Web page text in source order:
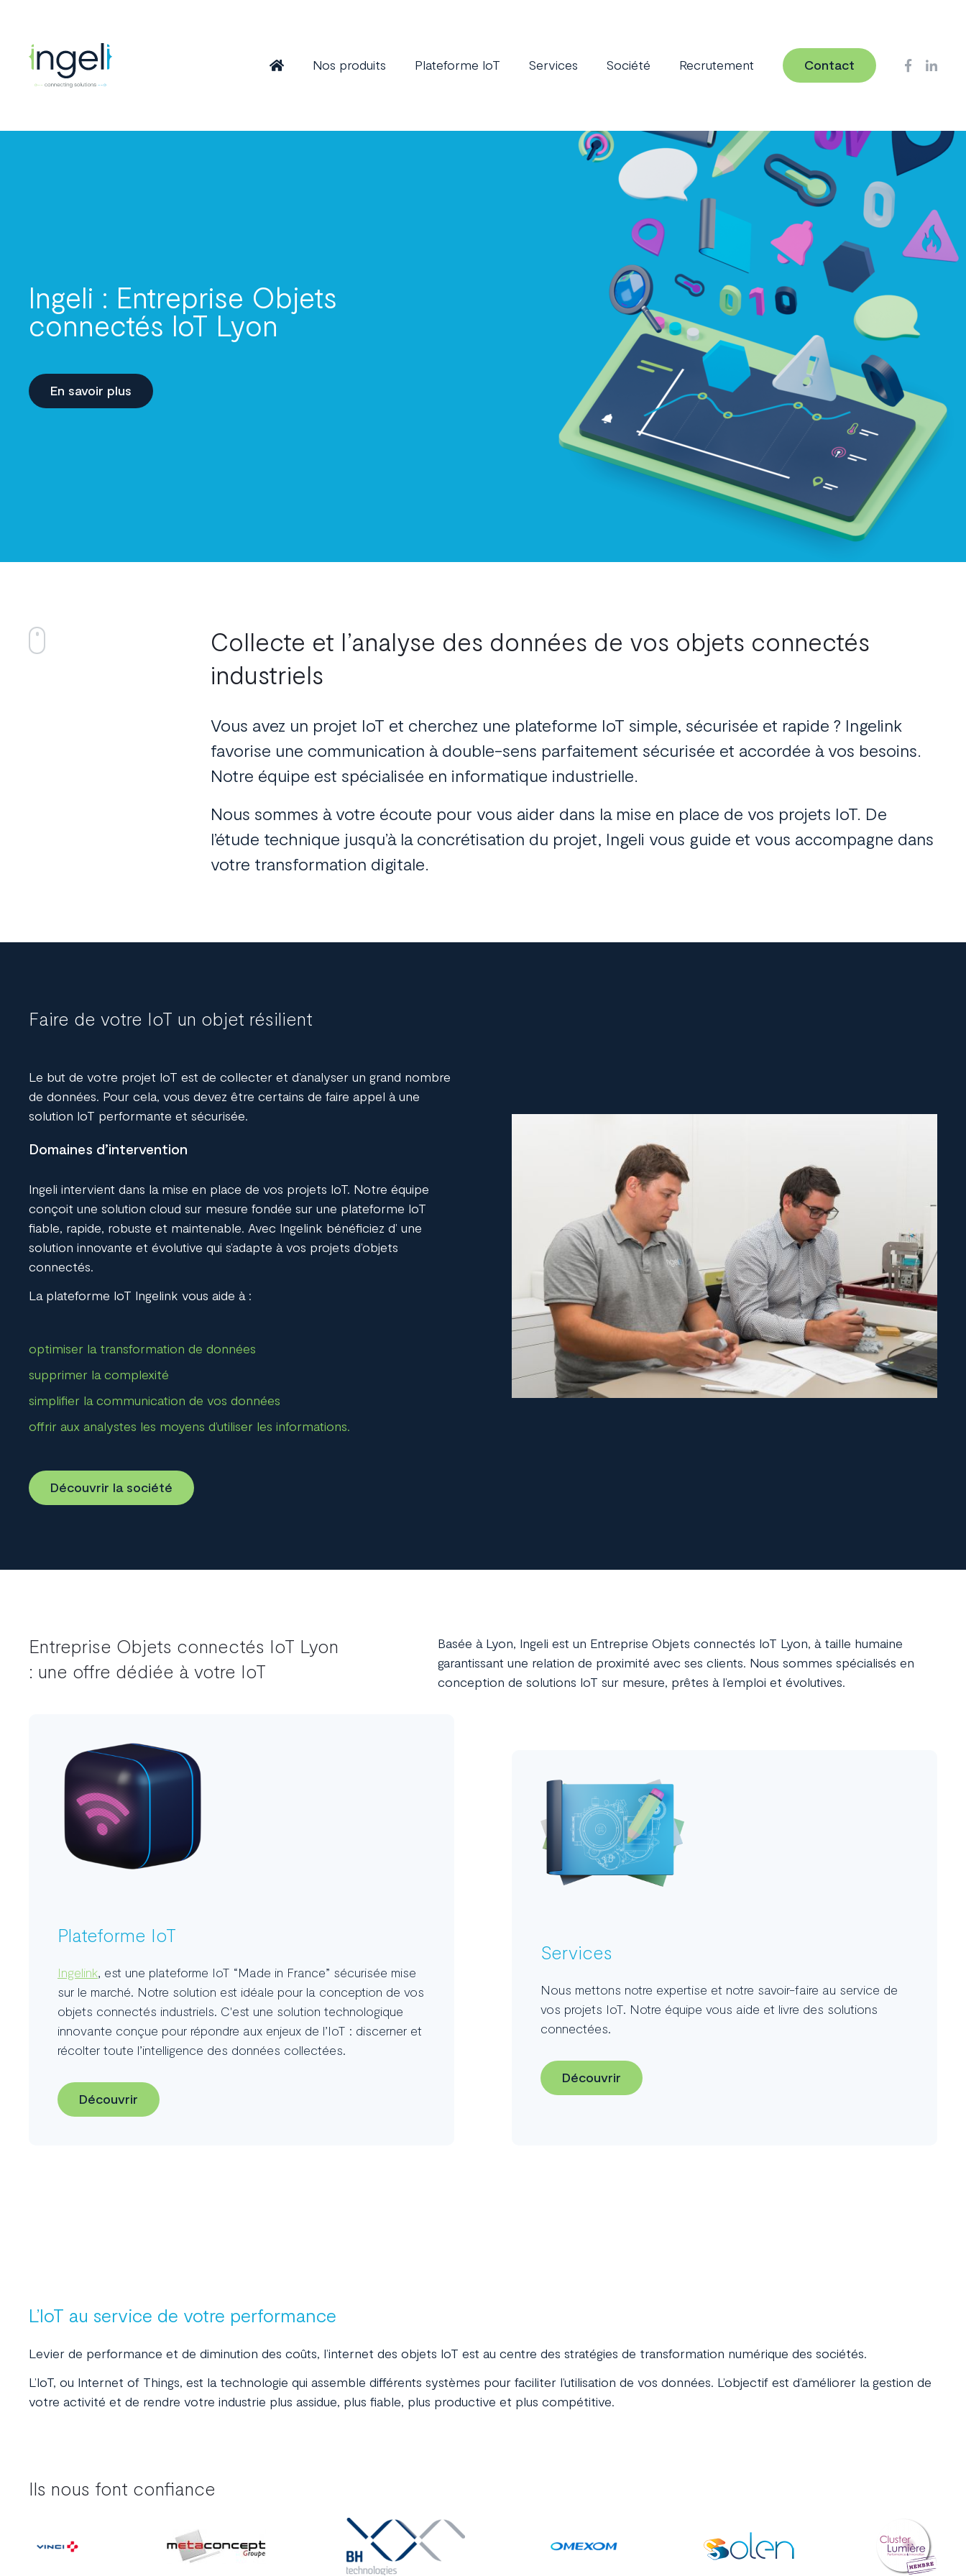
Nos produits Plateforme IoT Services Société Recrutement Contact
Ingeli : Entreprise Objets
connectés IoT Lyon
En savoir plus
Collecte et l’analyse des données de vos objets connectés
industriels
Vous avez un projet IoT et cherchez une plateforme IoT simple, sécurisée et rapide ? Ingelink
favorise une communication à double-sens parfaitement sécurisée et accordée à vos besoins.
Notre équipe est spécialisée en informatique industrielle.
Nous sommes à votre écoute pour vous aider dans la mise en place de vos projets IoT. De
l’étude technique jusqu’à la concrétisation du projet, Ingeli vous guide et vous accompagne dans
votre transformation digitale.
Faire de votre IoT un objet résilient
Le but de votre projet IoT est de collecter et d’analyser un grand nombre
de données. Pour cela, vous devez être certains de faire appel à une
solution IoT performante et sécurisée.
Domaines d’intervention
Ingeli intervient dans la mise en place de vos projets IoT. Notre équipe
conçoit une solution cloud sur mesure fondée sur une plateforme IoT
fiable, rapide, robuste et maintenable. Avec Ingelink bénéficiez d’ une
solution innovante et évolutive qui s’adapte à vos projets d’objets
connectés.
La plateforme IoT Ingelink vous aide à :
optimiser la transformation de données
supprimer la complexité
simplifier la communication de vos données
offrir aux analystes les moyens d’utiliser les informations.
Découvrir la société
Entreprise Objets connectés IoT Lyon
: une offre dédiée à votre IoT
Basée à Lyon, Ingeli est un Entreprise Objets connectés IoT Lyon, à taille humaine
garantissant une relation de proximité avec ses clients. Nous sommes spécialisés en
conception de solutions IoT sur mesure, prêtes à l’emploi et évolutives.
Plateforme IoT
Ingelink, est une plateforme IoT “Made in France” sécurisée mise
sur le marché. Notre solution est idéale pour la conception de vos
objets connectés industriels. C'est une solution technologique
innovante conçue pour répondre aux enjeux de l’IoT : discerner et
récolter toute l’intelligence des données collectées.
Découvrir
Services
Nous mettons notre expertise et notre savoir-faire au service de
vos projets IoT. Notre équipe vous aide et livre des solutions
connectées.
Découvrir
L’IoT au service de votre performance
Levier de performance et de diminution des coûts, l’internet des objets IoT est au centre des stratégies de transformation numérique des sociétés.
L’IoT, ou Internet of Things, est la technologie qui assemble différents systèmes pour faciliter l’utilisation de vos données. L’objectif est d’améliorer la gestion de
votre activité et de rendre votre industrie plus assidue, plus fiable, plus productive et plus compétitive.
Ils nous font confiance